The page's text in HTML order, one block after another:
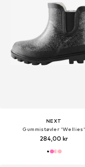
NEXT
Gummistøvler 'Wellies'
284,00 kr